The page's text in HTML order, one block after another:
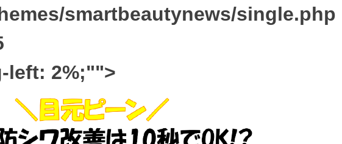
smartbeautynews/single.php
left: 2%;"">